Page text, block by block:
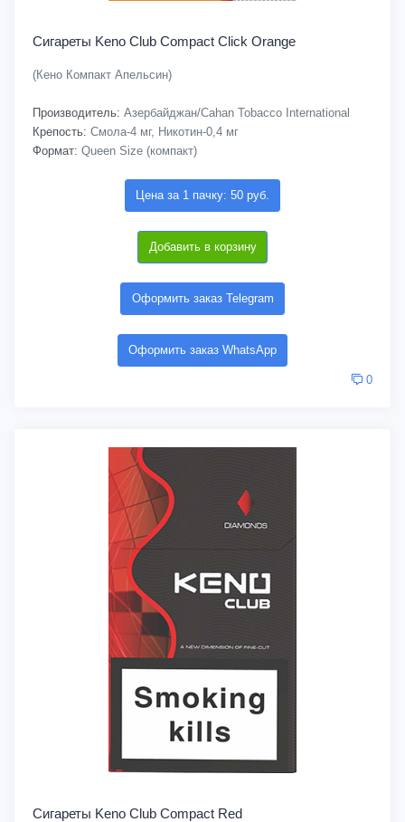
Сигареты Keno Club Compact Click Orange
(Кено Компакт Апельсин)
Производитель: Азербайджан/Cahan Tobacco International
Крепость: Смола-4 мг, Никотин-0,4 мг
Формат: Queen Size (компакт)
Цена за 1 пачку: 50 руб.
Добавить в корзину
Оформить заказ Telegram
Оформить заказ WhatsApp
0
Сигареты Keno Club Compact Red